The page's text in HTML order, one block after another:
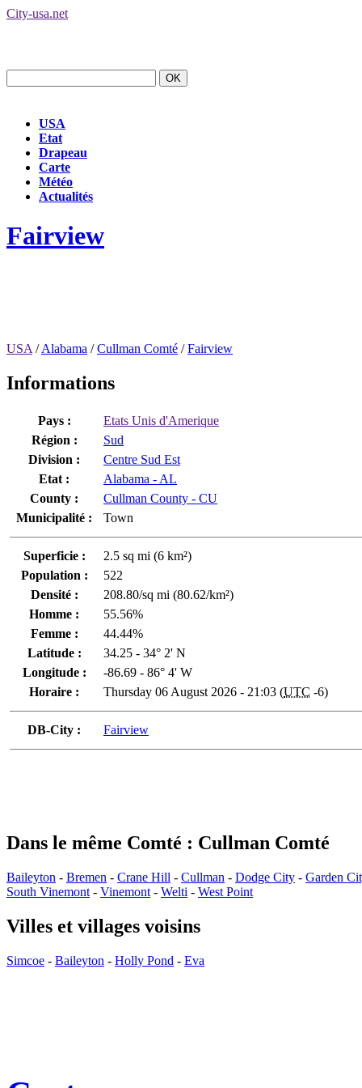
City-usa.net
USA
Etat
Drapeau
Carte
Météo
Actualités
Fairview
USA /Alabama /Cullman Comté /Fairview
Informations
Pays :
Etats Unis d'Amerique
Région :
Sud
Division :
Centre Sud Est
Etat :
Alabama - AL
County :
Cullman County - CU
Municipalité :
Town
Superficie :
2.5 sq mi (6 km²)
Population :
522
Densité :
208.80/sq mi (80.62/km²)
Homme :
55.56%
Femme :
44.44%
Latitude :
34.25 - 34° 2' N
Longitude :
-86.69 - 86° 4' W
Horaire :
Thursday 06 August 2026 - 21:03 (UTC -6)
DB-City : Fairview
Dans le même Comté : Cullman Comté
Baileyton - Bremen - Crane Hill - Cullman - Dodge City - Garden
South Vinemont - Vinemont - Welti - West Point
Villes et villages voisins
Simcoe - Baileyton - Holly Pond - Eva